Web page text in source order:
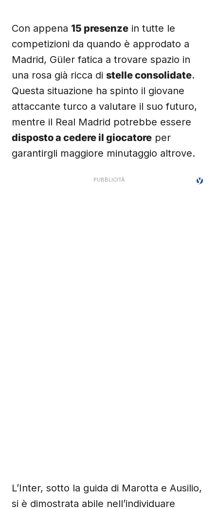
Con appena 15 presenze in tutte le
competizioni da quando è approdato a
Madrid, Güler fatica a trovare spazio in
una rosa già ricca di stelle consolidate.
Questa situazione ha spinto il giovane
attaccante turco a valutare il suo futuro,
mentre il Real Madrid potrebbe essere
disposto a cedere il giocatore per
garantirgli maggiore minutaggio altrove.
L’Inter, sotto la guida di Marotta e Ausilio,
si è dimostrata abile nell’individuare